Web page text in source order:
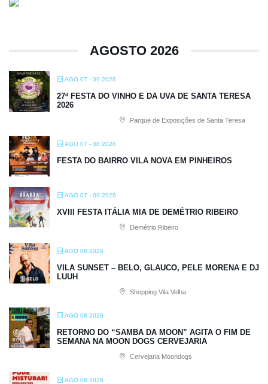
AGOSTO 2026
AGO 07 - 09 2026
27ª FESTA DO VINHO E DA UVA DE SANTA TERESA
2026
Parque de Exposições de Santa Teresa
AGO 07 - 08 2026
FESTA DO BAIRRO VILA NOVA EM PINHEIROS
AGO 07 - 09 2026
XVIII FESTA ITÁLIA MIA DE DEMÉTRIO RIBEIRO
Demétrio Ribeiro
AGO 08 2026
VILA SUNSET – BELO, GLAUCO, PELE MORENA E DJ
LUUH
Shopping Vila Velha
AGO 08 2026
RETORNO DO “SAMBA DA MOON” AGITA O FIM DE
SEMANA NA MOON DOGS CERVEJARIA
Cervejaria Moondogs
AGO 08 2026